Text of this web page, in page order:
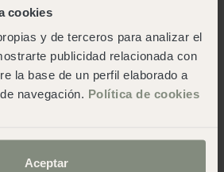
cookies
y de terceros para analizar el
publicidad relacionada con
la base de un perfil elaborado a
navegación. Política de cookies
Aceptar